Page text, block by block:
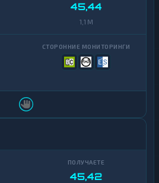
45,44
1,1 M
45,42